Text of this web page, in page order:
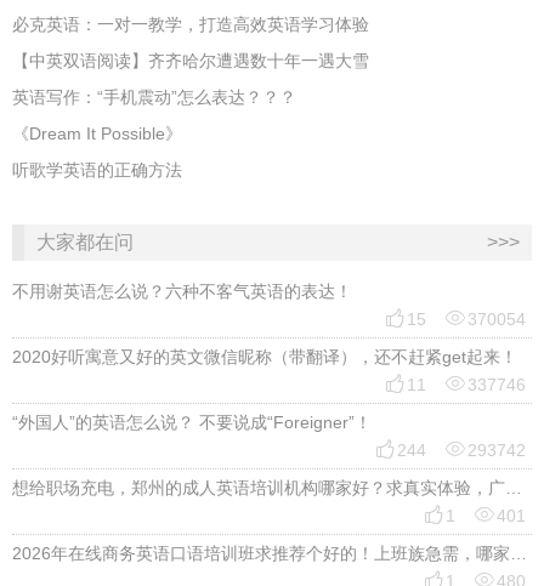
必克英语：一对一教学，打造高效英语学习体验
【中英双语阅读】齐齐哈尔遭遇数十年一遇大雪
英语写作：“手机震动”怎么表达？？？
《Dream It Possible》
听歌学英语的正确方法
大家都在问 >>>
不用谢英语怎么说？六种不客气英语的表达！
 15 370054
2020好听寓意又好的英文微信昵称（带翻译），还不赶紧get起来！
 11 337746
“外国人”的英语怎么说？ 不要说成“Foreigner”！
 244 293742
想给职场充电，郑州的成人英语培训机构哪家好？求真实体验，广告勿扰，感谢！
 1 401
2026年在线商务英语口语培训班求推荐个好的！上班族急需，哪家好？
 1 480